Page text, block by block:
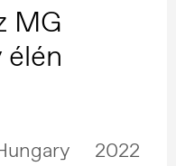
MG
2022